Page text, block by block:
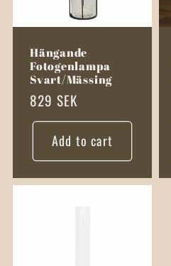
Hängande
Fotogenlampa
Svart/Mässing
Regular
price
829 SEK
Add to cart